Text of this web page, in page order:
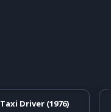
Taxi Driver (1976)